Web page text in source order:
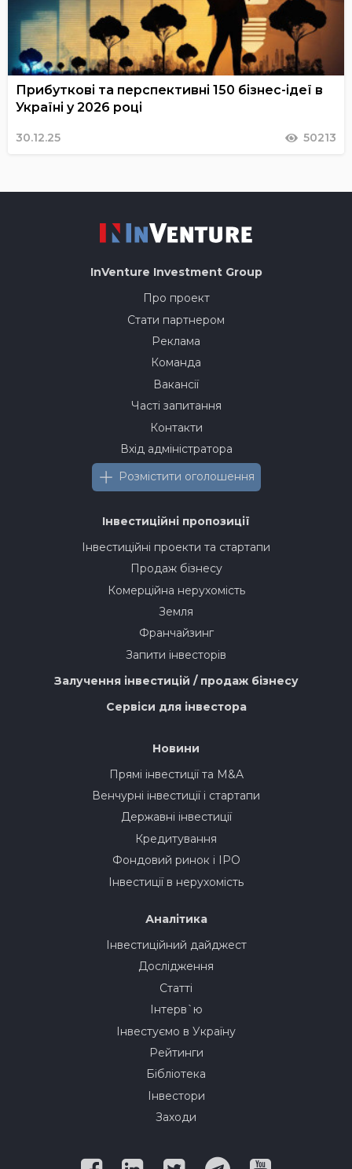
Прибуткові та перспективні 150 бізнес-ідеї в
Україні у 2026 році
30.12.25 50213
InVenture Investment Group
Про проект
Стати партнером
Реклама
Команда
Вакансії
Часті запитання
Контакти
Вхід адміністратора
Розмістити оголошення
Інвестиційні пропозиції
Інвестиційні проекти та стартапи
Продаж бізнесу
Комерційна нерухомість
Земля
Франчайзинг
Запити інвесторів
Залучення інвестицій / продаж бізнесу
Сервіси для інвестора
Новини
Прямі інвестиції та M&A
Венчурні інвестиції і стартапи
Державні інвестиції
Кредитування
Фондовий ринок і IPO
Інвестиції в нерухомість
Аналітика
Інвестиційний дайджест
Дослідження
Статті
Інтерв`ю
Інвестуємо в Україну
Рейтинги
Бібліотека
Інвестори
Заходи